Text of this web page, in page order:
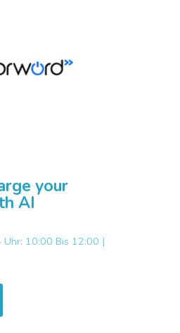
your
AI
10:00 Bis 12:00 |